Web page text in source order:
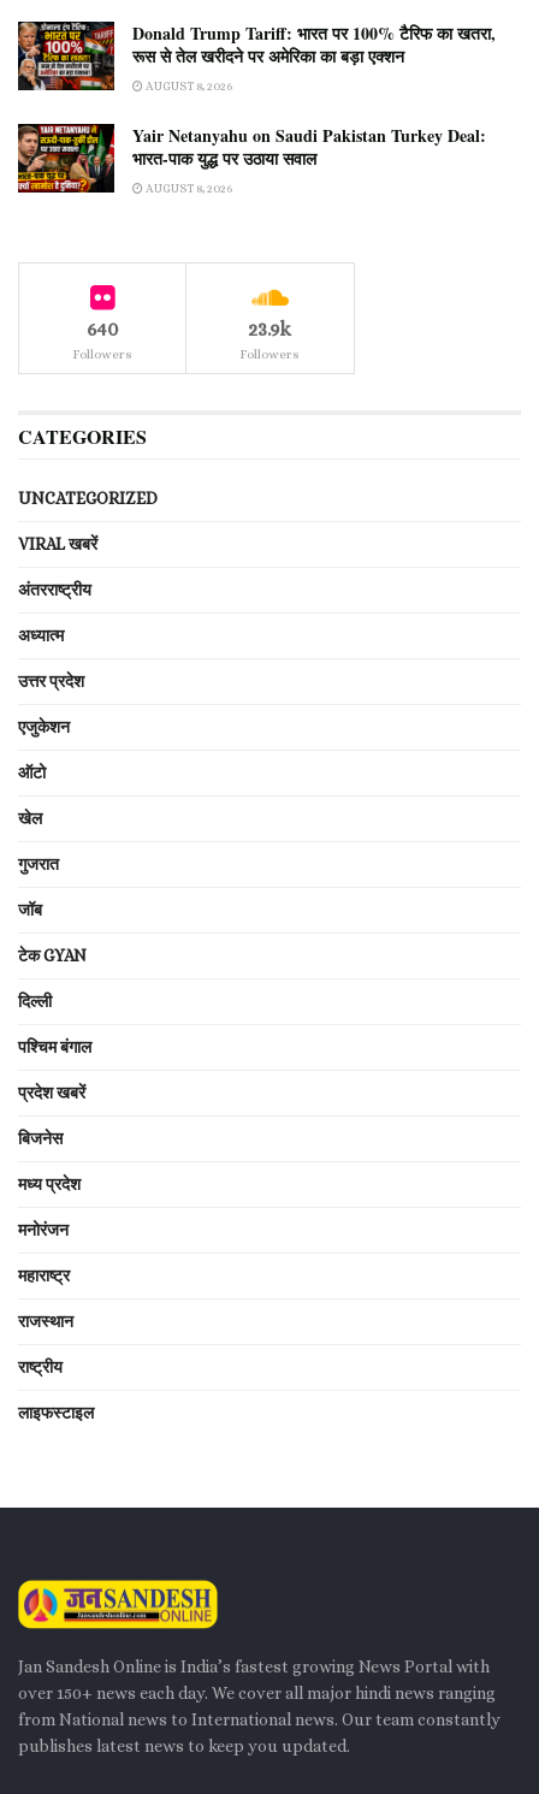
Donald Trump Tariff: भारत पर 100% टैरिफ का खतरा,
रूस से तेल खरीदने पर अमेरिका का बड़ा एक्शन
AUGUST 8, 2026
Yair Netanyahu on Saudi Pakistan Turkey Deal:
भारत-पाक युद्ध पर उठाया सवाल
AUGUST 8, 2026
640
Followers
23.9k
Followers
CATEGORIES
UNCATEGORIZED
VIRAL खबरें
अंतरराष्ट्रीय
अध्यात्म
उत्तर प्रदेश
एजुकेशन
ऑटो
खेल
गुजरात
जॉब
टेक GYAN
दिल्ली
पश्चिम बंगाल
प्रदेश खबरें
बिजनेस
मध्य प्रदेश
मनोरंजन
महाराष्ट्र
राजस्थान
राष्ट्रीय
लाइफस्टाइल
Jan Sandesh Online is India’s fastest growing News Portal with
over 150+ news each day. We cover all major hindi news ranging
from National news to International news. Our team constantly
publishes latest news to keep you updated.